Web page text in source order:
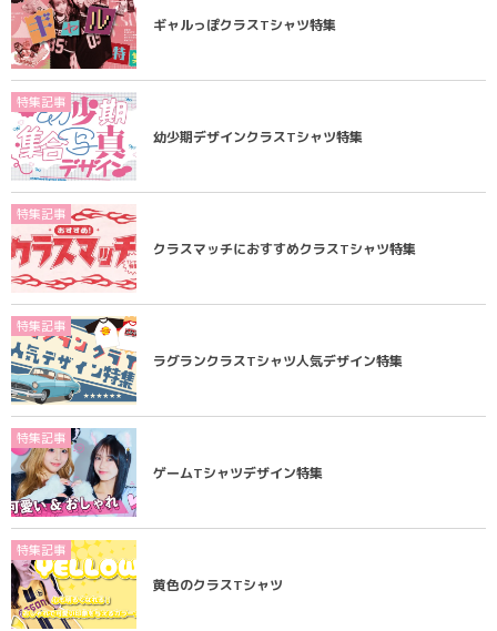
ギャルっぽクラスTシャツ特集
特集記事
幼少期デザインクラスTシャツ特集
特集記事
クラスマッチにおすすめクラスTシャツ特集
特集記事
ラグランクラスTシャツ人気デザイン特集
特集記事
ゲームTシャツデザイン特集
特集記事
黄色のクラスTシャツ